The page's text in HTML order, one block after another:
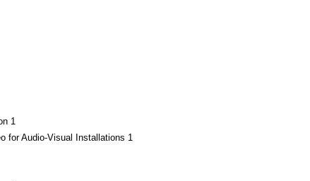
1
for Audio-Visual Installations 1